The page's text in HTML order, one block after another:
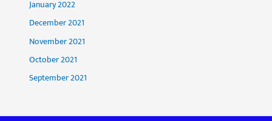
January 2022
December 2021
November 2021
October 2021
September 2021